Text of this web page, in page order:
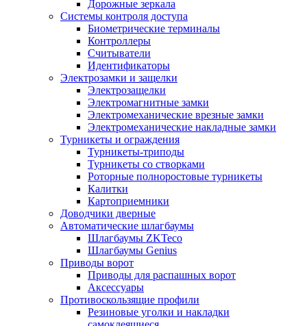
Дорожные зеркала
Системы контроля доступа
Биометрические терминалы
Контроллеры
Считыватели
Идентификаторы
Электрозамки и защелки
Электрозащелки
Электромагнитные замки
Электромеханические врезные замки
Электромеханические накладные замки
Турникеты и ограждения
Турникеты-триподы
Турникеты со створками
Роторные полноростовые турникеты
Калитки
Картоприемники
Доводчики дверные
Автоматические шлагбаумы
Шлагбаумы ZKTeco
Шлагбаумы Genius
Приводы ворот
Приводы для распашных ворот
Аксессуары
Противоскользящие профили
Резиновые уголки и накладки